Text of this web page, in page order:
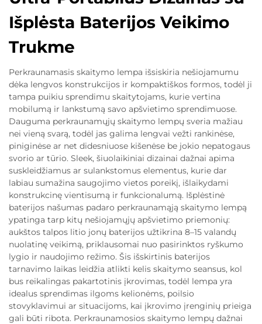
Išplėsta Baterijos Veikimo
Trukme
Perkraunamasis skaitymo lempa išsiskiria nešiojamumu
dėka lengvos konstrukcijos ir kompaktiškos formos, todėl ji
tampa puikiu sprendimu skaitytojams, kurie vertina
mobilumą ir lankstumą savo apšvietimo sprendimuose.
Dauguma perkraunamųjų skaitymo lempų sveria mažiau
nei vieną svarą, todėl jas galima lengvai vežti rankinėse,
piniginėse ar net didesniuose kišenėse be jokio nepatogaus
svorio ar tūrio. Sleek, šiuolaikiniai dizainai dažnai apima
suskleidžiamus ar sulankstomus elementus, kurie dar
labiau sumažina saugojimo vietos poreikį, išlaikydami
konstrukcinę vientisumą ir funkcionalumą. Išplėstinė
baterijos našumas padaro perkraunamąją skaitymo lempą
ypatinga tarp kitų nešiojamųjų apšvietimo priemonių:
aukštos talpos litio jonų baterijos užtikrina 8–15 valandų
nuolatinę veikimą, priklausomai nuo pasirinktos ryškumo
lygio ir naudojimo režimo. Šis išskirtinis baterijos
tarnavimo laikas leidžia atlikti kelis skaitymo seansus, kol
bus reikalingas pakartotinis įkrovimas, todėl lempa yra
idealus sprendimas ilgoms kelionėms, poilsio
stovyklavimui ar situacijoms, kai įkrovimo įrenginių prieiga
gali būti ribota. Perkraunamosios skaitymo lempų dažnai